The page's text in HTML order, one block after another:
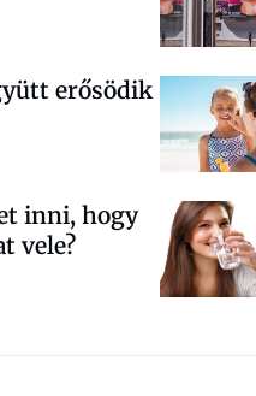
erősödik
inni, hogy
vele?